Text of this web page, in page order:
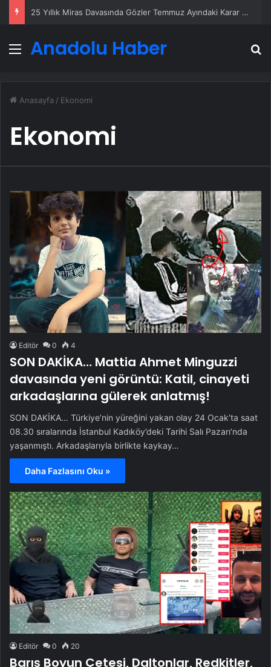
Ortopodoloji İle Diyabetik Ayak Yarası Tedavisi
Menü
Anadolu Haber
Anasayfa / Ekonomi
Ekonomi
Editör 0 4
SON DAKİKA… Mattia Ahmet Minguzzi
davasında yeni görüntü: Katil, cinayeti
arkadaşlarına gülerek anlatmış!
SON DAKİKA… Türkiye’nin yüreğini yakan olay 24 Ocak’ta saat
08.30 sıralarında İstanbul Kadıköy’deki Tarihi Salı Pazarı’nda
yaşanmıştı. Arkadaşlarıyla birlikte kaykay…
Daha Fazlasını Oku »
Editör 0 20
Barış Boyun Çetesi, Daltonlar, Redkitler,